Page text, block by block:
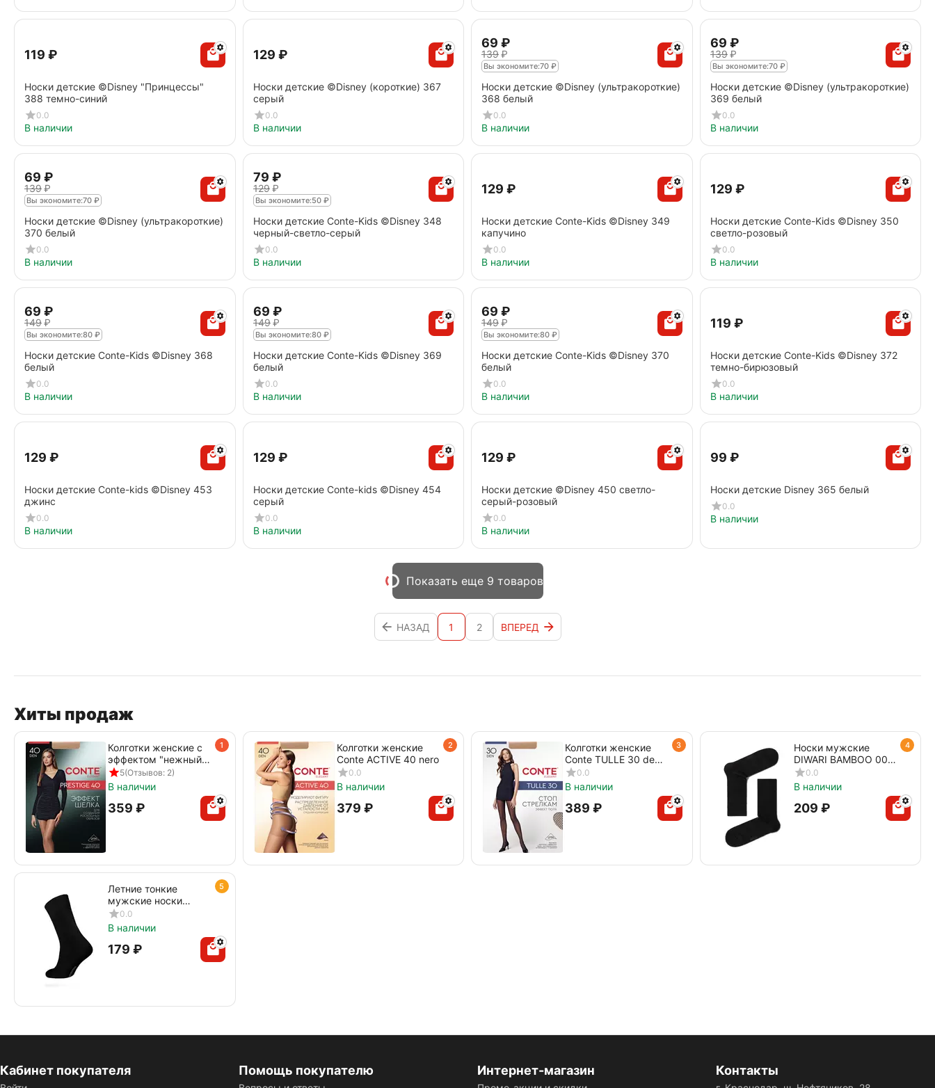
‍119‍ ₽
Носки детские ©Disney "Принцессы"
388 темно-синий
0.0
В наличии
‍129‍ ₽
Носки детские ©Disney (короткие) 367
серый
0.0
В наличии
‍69‍ ₽
‍139‍₽
Вы экономите:70 ₽
Носки детские ©Disney (ультракороткие)
368 белый
0.0
В наличии
‍69‍ ₽
‍139‍ ₽
Вы экономите:70₽
Носки детские ©Disney (ультракороткие)
369 белый
0.0
В наличии
‍69‍ ₽
‍139‍₽
Вы экономите:70 ₽
Носки детские ©Disney (ультракороткие)
370 белый
0.0
В наличии
‍79‍ ₽
‍129‍ ₽
Вы экономите:50₽
Носки детские Conte-Kids ©Disney 348
черный-светло-серый
0.0
В наличии
‍129‍ ₽
Носки детские Conte-Kids ©Disney 349
капучино
0.0
В наличии
‍129‍ ₽
Носки детские Conte-Kids ©Disney 350
cветло-розовый
0.0
В наличии
‍69‍ ₽
‍149‍₽
Вы экономите:80 ₽
Носки детские Conte-Kids ©Disney 368
белый
0.0
В наличии
‍69‍ ₽
‍149‍ ₽
Вы экономите:80₽
Носки детские Conte-Kids ©Disney 369
белый
0.0
В наличии
‍69‍ ₽
‍149‍₽
Вы экономите:80 ₽
Носки детские Conte-Kids ©Disney 370
белый
0.0
В наличии
‍119‍ ₽
Носки детские Conte-Kids ©Disney 372
темно-бирюзовый
0.0
В наличии
‍129‍ ₽
Носки детские Conte-kids ©Disney 453
джинс
0.0
В наличии
‍129‍ ₽
Носки детские Conte-kids ©Disney 454
серый
0.0
В наличии
‍129‍ ₽
Носки детские ©Disney 450 светло-
серый-розовый
0.0
В наличии
‍99‍ ₽
Носки детские Disney 365 белый
0.0
В наличии
Показать еще 9 товаров
НАЗАД 1 2 ВПЕРЕД
Хиты продаж
1
Колготки женские с
эффектом "нежный
шелк" PRESTIGE 40
den beige
5(Отзывов: 2)
В наличии
‍359‍ ₽
2
Колготки женские
Conte ACTIVE 40 nero
0.0
В наличии
‍379‍ ₽
3
Колготки женские
Conte TULLE 30 den
nero0.0
В наличии
‍389‍ ₽
4
Носки мужские
DIWARI BAMBOO 000
черный
0.0
В наличии
‍209‍ ₽
5
Летние тонкие
мужские носки
DIWARI CLASSIC
COOL EFFECT 010
черный
0.0
В наличии
‍179‍ ₽
Кабинет покупателя Помощь покупателю Интернет-магазин Контакты